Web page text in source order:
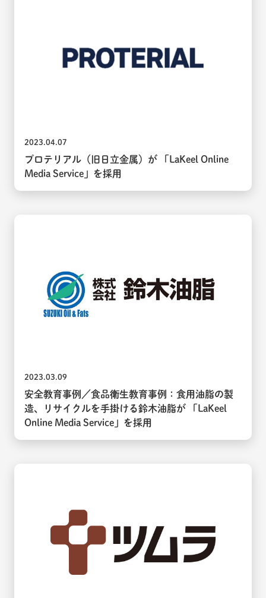
2023.04.07
プロテリアル（旧日立金属）が 「LaKeel Online
Media Service」を採用
2023.03.09
安全教育事例／食品衛生教育事例：食用油脂の製
造、リサイクルを手掛ける鈴木油脂が 「LaKeel
Online Media Service」を採用